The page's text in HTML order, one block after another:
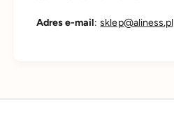
Adres e-mail:sklep@aliness.pl